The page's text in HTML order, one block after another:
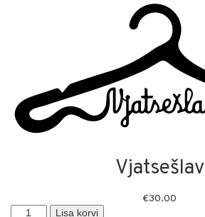
Vjatsešlav
€30.00
VjatsešlavLisa korvi